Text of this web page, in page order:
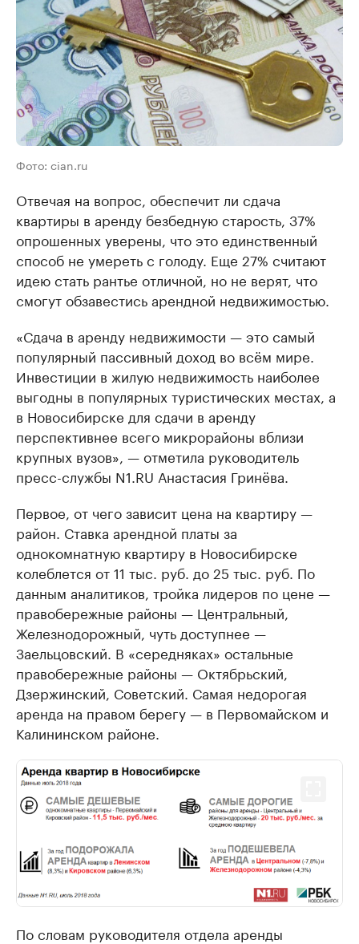
Фото: cian.ru
Отвечая на вопрос, обеспечит ли сдача
квартиры в аренду безбедную старость, 37%
опрошенных уверены, что это единственный
способ не умереть с голоду. Еще 27% считают
идею стать рантье отличной, но не верят, что
смогут обзавестись арендной недвижимостью.
«Сдача в аренду недвижимости — это самый
популярный пассивный доход во всём мире.
Инвестиции в жилую недвижимость наиболее
выгодны в популярных туристических местах, а
в Новосибирске для сдачи в аренду
перспективнее всего микрорайоны вблизи
крупных вузов», — отметила руководитель
пресс-службы N1.RU Анастасия Гринёва.
Первое, от чего зависит цена на квартиру —
район. Ставка арендной платы за
однокомнатную квартиру в Новосибирске
колеблется от 11 тыс. руб. до 25 тыс. руб. По
данным аналитиков, тройка лидеров по цене —
правобережные районы — Центральный,
Железнодорожный, чуть доступнее —
Заельцовский. В «середняках» остальные
правобережные районы — Октябрьский,
Дзержинский, Советский. Самая недорогая
аренда на правом берегу — в Первомайском и
Калининском районе.
По словам руководителя отдела аренды